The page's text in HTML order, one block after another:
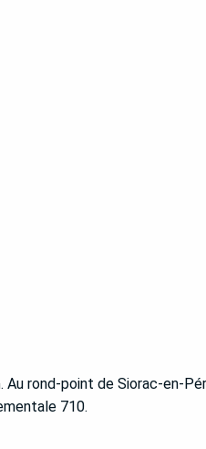
Au rond-point de Siorac-en-
710.